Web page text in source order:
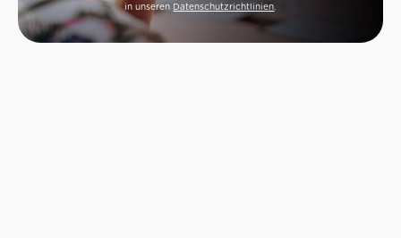
in unseren Datenschutzrichtlinien.